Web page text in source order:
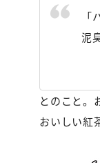
泥
とのこと。
おいしい紅